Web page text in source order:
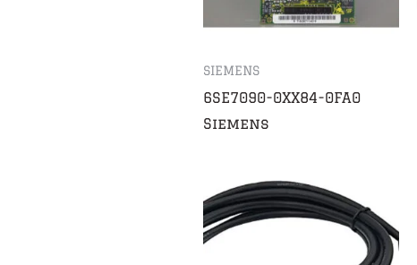
SIEMENS
6SE7090-0XX84-0FA0
Siemens